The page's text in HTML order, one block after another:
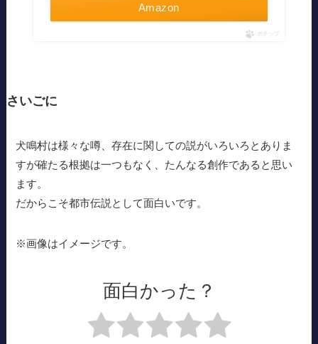
Amazon
ポチップ
さいごに
犬鳴村は様々な噂、存在に関しての説がいろいろとありま
すが確たる根拠は一つもなく、たんなる創作であると思い
ます。
だからこそ都市伝説として面白いです。
※画像はイメージです。
面白かった？